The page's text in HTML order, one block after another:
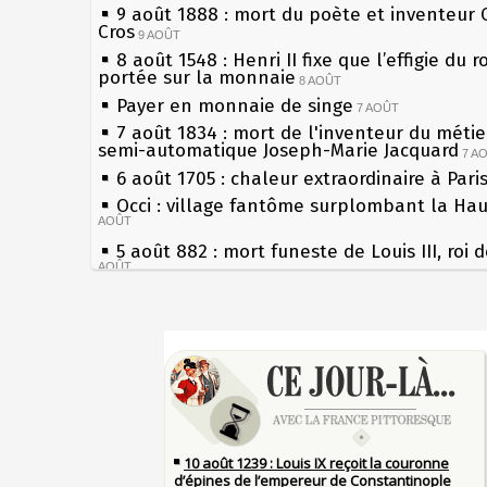
9 août 1888 : mort du poète et inventeur
Cros 9 AOÛT
8 août 1548 : Henri II fixe que l’effigie du
portée sur la monnaie 8 AOÛT
Payer en monnaie de singe 7 AOÛT
7 août 1834 : mort de l'inventeur du
semi-automatique Joseph-Marie Jacquard 7
6 août 1705 : chaleur extraordinaire à Paris
Occi : village fantôme surplombant la
AOÛT
5 août 882 : mort funeste de Louis III, roi
AOÛT
Rouelle 3 AOÛT
Musée Jean de La Fontaine : réouverture
rénovation 2 AOÛT
2 août 1802 : Bonaparte est nommé
1er août 1589 : Henri III est poignardé à
les siècles
27 mai 1610 : supplice de François
du roi Henri IV
Pierre qui roule n'amasse pas mousse
Qui aime bien châtie bien
Tout vient à point à qui sait attendre